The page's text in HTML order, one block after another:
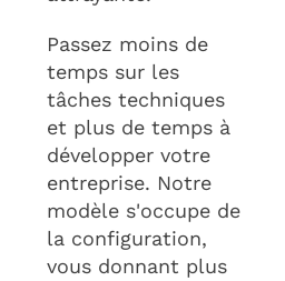
Passez moins de
temps sur les
tâches techniques
et plus de temps à
développer votre
entreprise. Notre
modèle s'occupe de
la configuration,
vous donnant plus